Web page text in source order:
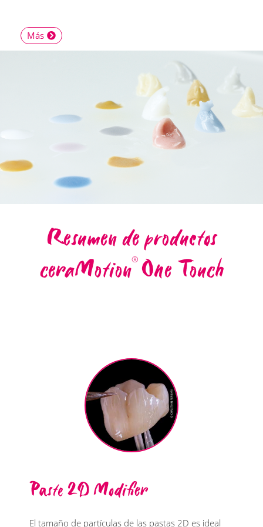
Más
Resumen de productos
ceraMotion® One Touch
Paste 2D Modifier
El tamaño de partículas de las pastas 2D es ideal